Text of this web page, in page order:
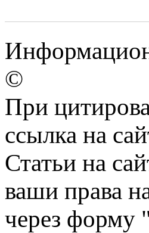
©
При
ссылка на
Статьи на
ваши права
через форму